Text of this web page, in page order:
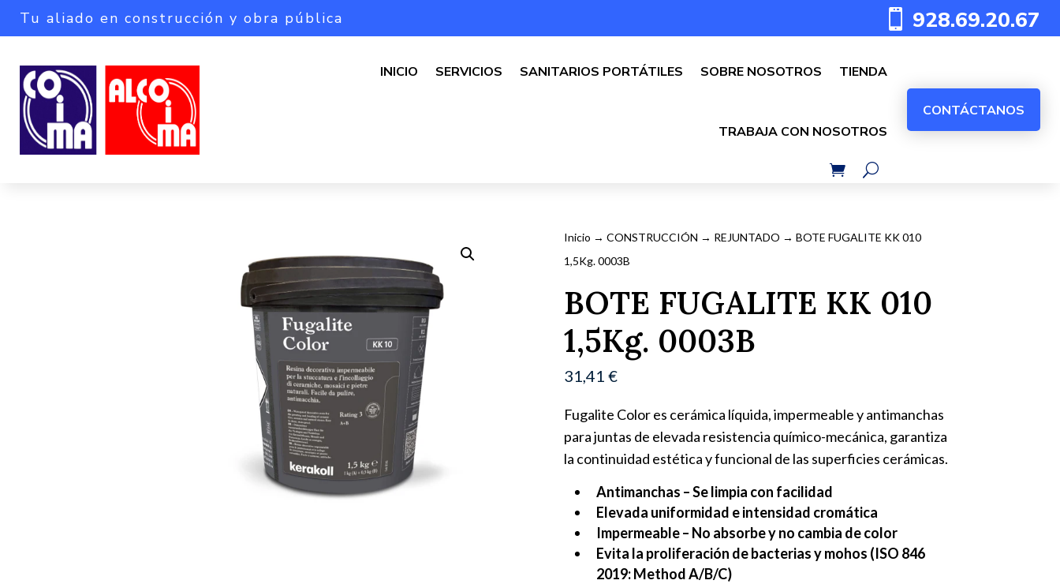
Tu aliado en construcción y obra pública  928.69.20.67
INICIO SERVICIOS SANITARIOS PORTÁTILES SOBRE NOSOTROS TIENDA
TRABAJA CON NOSOTROS
CONTÁCTANOS
Inicio → CONSTRUCCIÓN → REJUNTADO → BOTE FUGALITE KK 010
1,5Kg. 0003B
BOTE FUGALITE KK 010
1,5Kg. 0003B
31,41 €
Fugalite Color es cerámica líquida, impermeable y antimanchas
para juntas de elevada resistencia químico-mecánica, garantiza
la continuidad estética y funcional de las superficies cerámicas.
Antimanchas – Se limpia con facilidad
Elevada uniformidad e intensidad cromática
Impermeable – No absorbe y no cambia de color
Evita la proliferación de bacterias y mohos (ISO 846
2019: Method A/B/C)